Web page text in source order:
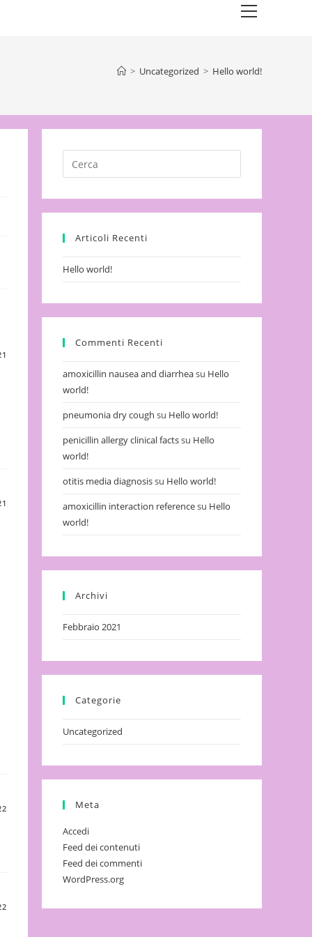
Main
> Uncategorized > Hello world!
Escape
close
Articoli Recenti
Hello world!
Commenti Recenti
amoxicillin nausea and diarrheasu Hello
world!
pneumonia dry cough su Hello world!
penicillin allergy clinical factssu Hello
world!
otitis media diagnosissu Hello world!
amoxicillin interaction referencesu Hello
world!
Archivi
Febbraio 2021
Categorie
Uncategorized
Meta
Accedi
Feed dei contenuti
Feed dei commenti
WordPress.org